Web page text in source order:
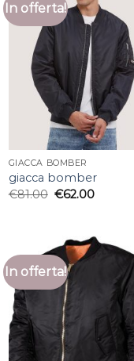
In offerta!
GIACCA BOMBER
giacca bomber
€81.00 €62.00
In offerta!